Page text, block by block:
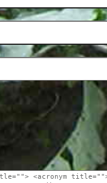
<acronym title="">